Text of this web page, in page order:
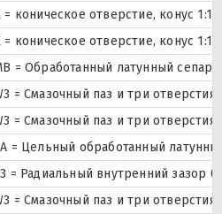
= коническое отверстие, конус
= коническое отверстие, конус
= Обработанный латунный
= Смазочный паз и три
= Смазочный паз и три
= Цельный обработанный
= Радиальный внутренний зазор
= Смазочный паз и три